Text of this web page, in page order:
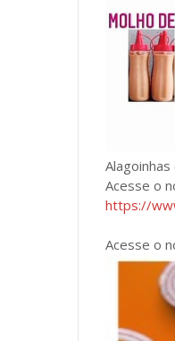
Alagoinhas
Acesse o
https://
Acesse o